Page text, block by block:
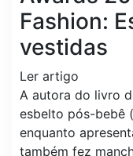
Fashion:
vestidas
Ler artigo
A autora do livro
esbelto pós-bebê
enquanto
também fez